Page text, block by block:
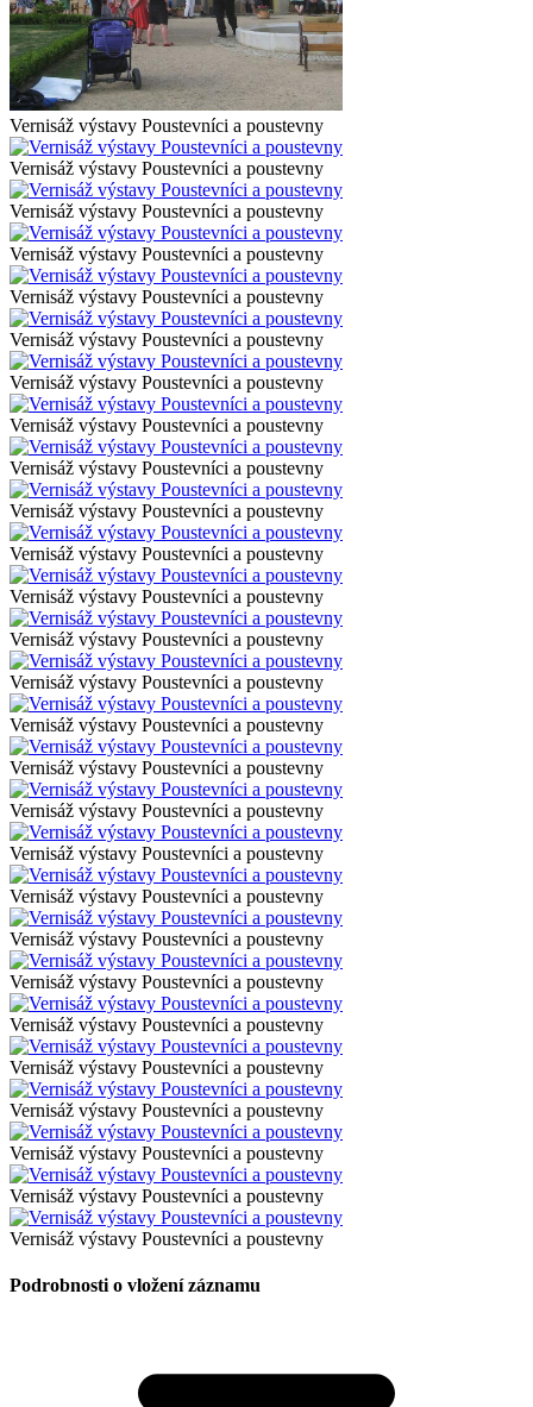
Vernisáž výstavy Poustevníci a poustevny
Vernisáž výstavy Poustevníci a poustevny
Vernisáž výstavy Poustevníci a poustevny
Vernisáž výstavy Poustevníci a poustevny
Vernisáž výstavy Poustevníci a poustevny
Vernisáž výstavy Poustevníci a poustevny
Vernisáž výstavy Poustevníci a poustevny
Vernisáž výstavy Poustevníci a poustevny
Vernisáž výstavy Poustevníci a poustevny
Vernisáž výstavy Poustevníci a poustevny
Vernisáž výstavy Poustevníci a poustevny
Vernisáž výstavy Poustevníci a poustevny
Vernisáž výstavy Poustevníci a poustevny
Vernisáž výstavy Poustevníci a poustevny
Vernisáž výstavy Poustevníci a poustevny
Vernisáž výstavy Poustevníci a poustevny
Vernisáž výstavy Poustevníci a poustevny
Vernisáž výstavy Poustevníci a poustevny
Vernisáž výstavy Poustevníci a poustevny
Vernisáž výstavy Poustevníci a poustevny
Vernisáž výstavy Poustevníci a poustevny
Vernisáž výstavy Poustevníci a poustevny
Vernisáž výstavy Poustevníci a poustevny
Vernisáž výstavy Poustevníci a poustevny
Vernisáž výstavy Poustevníci a poustevny
Vernisáž výstavy Poustevníci a poustevny
Vernisáž výstavy Poustevníci a poustevny
Podrobnosti o vložení záznamu